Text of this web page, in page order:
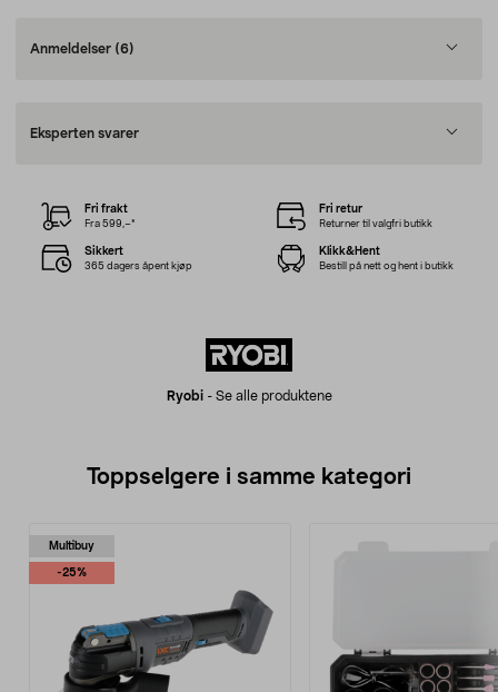
Anmeldelser (6)
Eksperten svarer
Ryobi- Se alle produktene
Fri frakt
Fra 599,–*
Fri retur
Returner til valgfri butikk
Sikkert
365 dagers åpent kjøp
Klikk&Hent
Bestill på nett og hent i butikk
Toppselgere i samme kategori
Multibuy
-25%